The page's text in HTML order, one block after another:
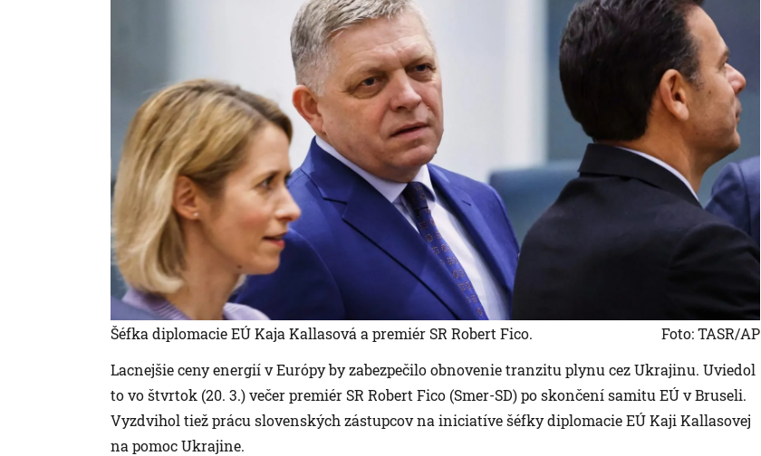
Šéfka diplomacie EÚ Kaja Kallasová a premiér SR Robert Fico.
Foto: TASR/AP
Lacnejšie ceny energií v Európy by zabezpečilo obnovenie tranzitu plynu cez Ukrajinu. Uviedol
to vo štvrtok (20. 3.) večer premiér SR Robert Fico (Smer-SD) po skončení samitu EÚ v Bruseli.
Vyzdvihol tiež prácu slovenských zástupcov na iniciatíve šéfky diplomacie EÚ Kaji Kallasovej
na pomoc Ukrajine.